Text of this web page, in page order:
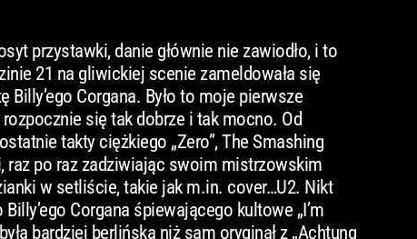
przystawki, danie głównie nie zawiodło, i to
21 na gliwickiej scenie zameldowała się
Corgana. Było to moje pierwsze
się tak dobrze i tak mocno. Od
takty ciężkiego „Zero”, The Smashing
raz po raz zadziwiając swoim mistrzowskim
w setliście, takie jak m.in. cover…U2. Nikt
Corgana śpiewającego kultowe „I’m
bardziej berlińska niż sam oryginał z „Achtung